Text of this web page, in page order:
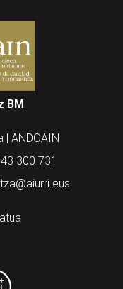
BM
| ANDOAIN
300 731